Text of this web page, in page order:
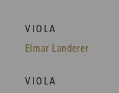
VIOLA
Elmar Landerer
VIOLA